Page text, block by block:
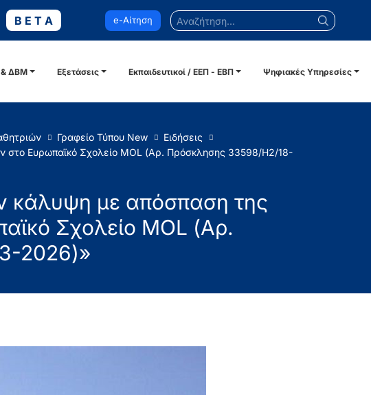
B E T A e-Αίτηση Αναζήτηση...
& ΔΒΜ Εξετάσεις Εκπαιδευτικοί / ΕΕΠ - ΕΒΠ Ψηφιακές Υπηρεσίες
Γραφείο Τύπου New
Ειδήσεις
στο Ευρωπαϊκό Σχολείο MOL (Αρ. Πρόσκλησης 33598/Η2/18-
κάλυψη με απόσπαση της
Σχολείο MOL (Αρ.
2026)»